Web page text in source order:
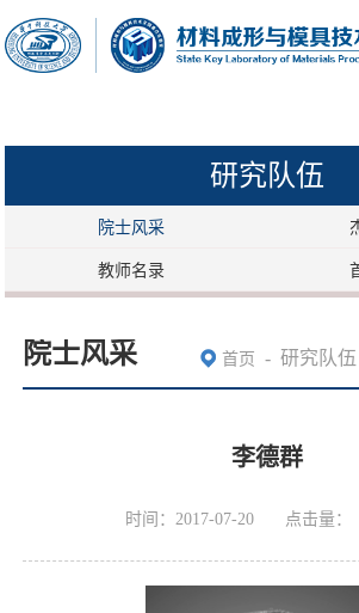
研究队伍
院士风采
教师名录
院士风采 首页 - 研究队伍
李德群
时间：2017-07-20 点击量：